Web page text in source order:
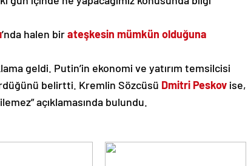
’nda halen birateşkesin mümkün olduğuna
geldi. Putin’in ekonomi ve yatırım temsilcisi
belirtti. Kremlin Sözcüsü Dmitri Peskov ise,
açıklamasında bulundu.